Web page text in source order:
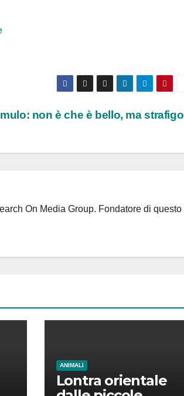
non è che è bello, ma strafigo
On Media Group. Fondatore di questo
ANIMALI
Lontra orientale